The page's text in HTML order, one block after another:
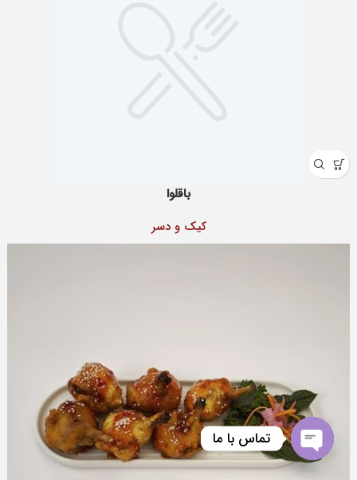
باقلوا
کيک و دسر
تماس با ما
Open